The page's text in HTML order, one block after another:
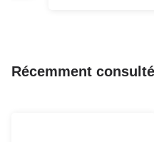
Récemment